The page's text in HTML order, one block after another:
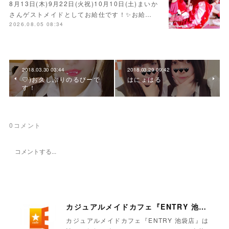
8月13日(木)9月22日(火祝)10月10日(土)まいか
さんゲストメイドとしてお給仕です！✨お給…
2026.08.05 08:34
2018.03.30 03:44
♡)お久しぶりのるびーで
す！
2018.03.29 09:42
はにょはる
0 コメント
カジュアルメイドカフェ『ENTRY 池袋店』
カジュアルメイドカフェ『ENTRY 池袋店』は